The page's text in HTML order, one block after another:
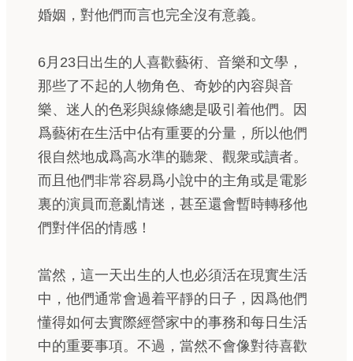
婚姻，對他們而言也完全沒有意義。
6月23日出生的人喜歡藝術、音樂和文學，
那些了不起的人物角色、奇妙的內容與音
樂、迷人的色彩與線條總是吸引着他們。因
爲藝術在生活中佔有重要的分量，所以他們
很自然地成爲高水準的聽衆、觀衆或讀者。
而且他們非常容易爲小說中的主角或是電影
裏的演員而意亂情迷，甚至還會暫時轉移他
們對伴侶的情感！
當然，這一天出生的人也必須活在現實生活
中，他們通常會過着平靜的日子，因爲他們
懂得如何去實際經營家中的事務和每日生活
中的重要事項。不過，當然不會像對待喜歡